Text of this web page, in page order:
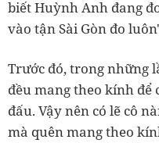
biết Huỳnh Anh đang
vào tận Sài Gòn đo
Trước đó, trong những
đều mang theo kính
đấu. Vậy nên có lẽ cô
mà quên mang theo